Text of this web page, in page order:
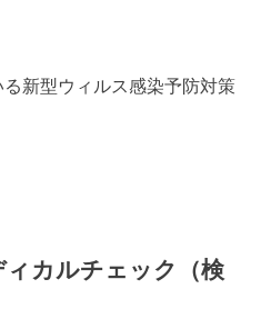
新型ウィルス感染予防対策
ィカルチェック（検